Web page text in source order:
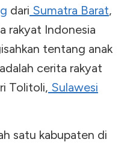
dari Sumatra Barat,
rakyat Indonesia
tentang anak
cerita rakyat
Tolitoli, Sulawesi
satu kabupaten di